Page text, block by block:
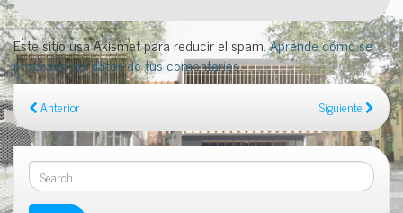
Este sitio usa Akismet para reducir el spam.Aprende cómo se
procesan los datos de tus comentarios.
Anterior Siguiente